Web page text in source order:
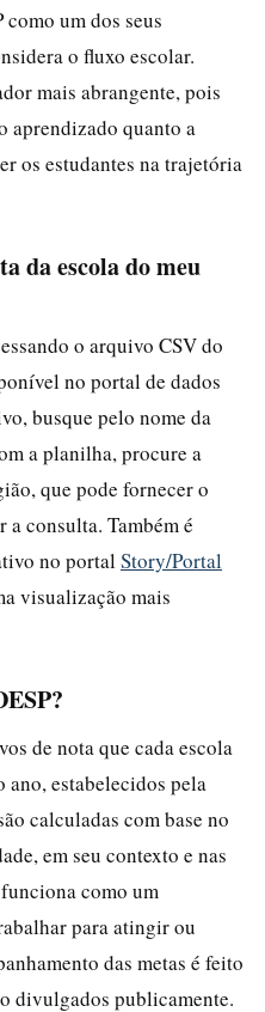
um dos seus
o fluxo escolar.
mais abrangente, pois
aprendizado quanto a
os estudantes na trajetória
da escola do meu
o arquivo CSV do
no portal de dados
busque pelo nome da
a planilha, procure a
que pode fornecer o
consulta. Também é
no portal Story/Portal
visualização mais
de nota que cada escola
ano, estabelecidos pela
calculadas com base no
em seu contexto e nas
como um
para atingir ou
das metas é feito
divulgados publicamente.